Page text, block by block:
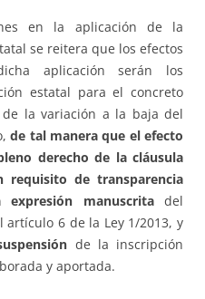
en la aplicación de la
se reitera que los efectos
aplicación serán los
estatal para el concreto
la variación a la baja del
de tal manera que el efecto
derecho de la cláusula
requisito de transparencia
manuscritadel
6 de la Ley 1/2013, y
de la inscripción
y aportada.